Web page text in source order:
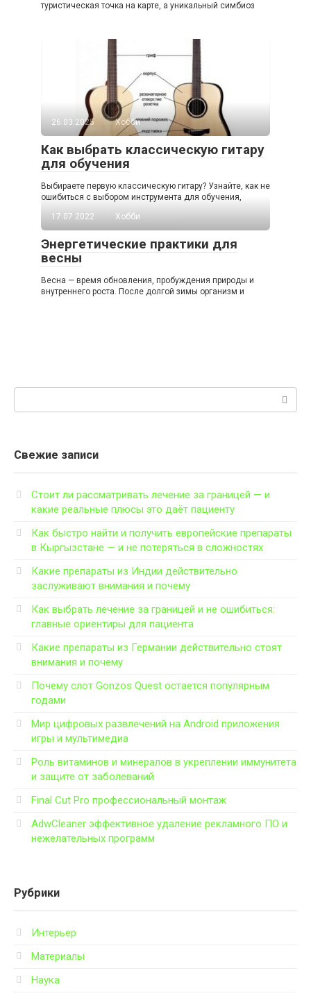
туристическая точка на карте, а уникальный симбиоз
26.03.2025 Хобби
Как выбрать классическую гитару
для обучения
Выбираете первую классическую гитару? Узнайте, как не
ошибиться с выбором инструмента для обучения,
17.07.2022
Хобби
Энергетические практики для
весны
Весна — время обновления, пробуждения природы и
внутреннего роста. После долгой зимы организм и
Свежие записи
Стоит ли рассматривать лечение за границей — и
какие реальные плюсы это даёт пациенту
Как быстро найти и получить европейские препараты
в Кыргызстане — и не потеряться в сложностях
Какие препараты из Индии действительно
заслуживают внимания и почему
Как выбрать лечение за границей и не ошибиться:
главные ориентиры для пациента
Какие препараты из Германии действительно стоят
внимания и почему
Почему слот Gonzos Quest остается популярным
годами
Мир цифровых развлечений на Android приложения
игры и мультимедиа
Роль витаминов и минералов в укреплении иммунитета
и защите от заболеваний
Final Cut Pro профессиональный монтаж
AdwCleaner эффективное удаление рекламного ПО и
нежелательных программ
Рубрики
Интерьер
Материалы
Наука